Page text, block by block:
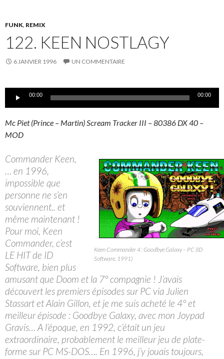
FUNK, REMIX
122. KEEN NOSTLAGY
6 JANVIER 1996 UN COMMENTAIRE
Lecteur00:00 00:00
Mc Piet (Prince – Martin) Scream Tracker III – 80386 DX 40 –
MOD
Keen Commander 4 : Goodbye Galaxy – PC (ID
Software, 1991)
Commander Keen,
… en 1996,
impossible que
personne ne s’en
souviennent.. et
même maintenant !
Pour moi, Keen
Commander, c’est
LE HIT de ID
Software, bien plus
amusant que Doom et la 7° compagnie ! J’avais
découvert les premiers épisodes sur PC via Julien
Stassart et Alain Gillon, et je me suis acheté le 4° et
meilleur épisode : Goodbye Galaxy, avec mon Joypad
Gravis… A l’époque, en 1992, c’était un jeu
extraordinaire, probablement le meilleur jeu de plate-
forme sur PC MS-DOS…. En 1996, j’y jouais toujours,